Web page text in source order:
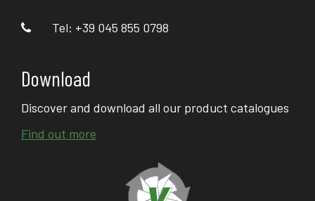
Tel: +39 045 855 0798
Download
Discover and download all our product catalogues
Find out more